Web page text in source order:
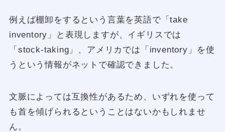
例えば棚卸をするという言葉を英語で「take
inventory」と表現しますが、イギリスでは
「stock-taking」、アメリカでは「inventory」を使
うという情報がネットで確認できました。
文脈によっては互換性があるため、いずれを使って
も首を傾げられるということはないかもしれませ
ん。